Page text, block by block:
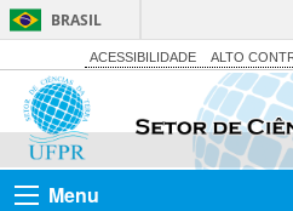
BRASIL
ACESSIBILIDADE ALTO
Menu